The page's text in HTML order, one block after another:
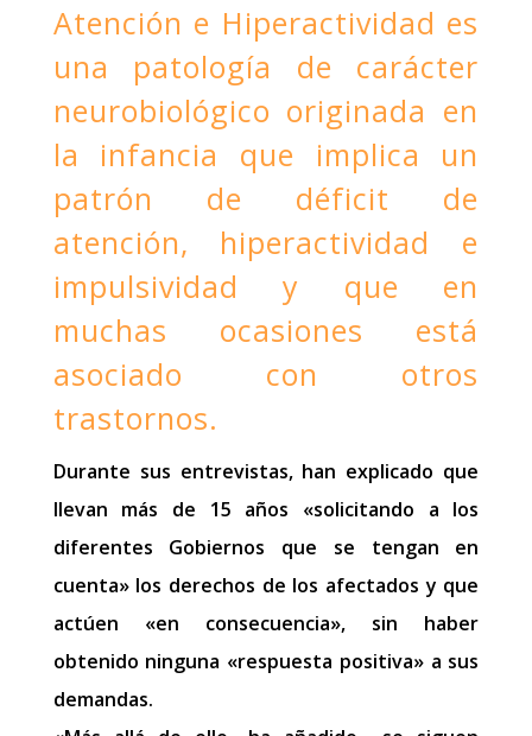
Atención e Hiperactividad es
una patología de carácter
neurobiológico originada en
la infancia que implica un
patrón de déficit de
atención, hiperactividad e
impulsividad y que en
muchas ocasiones está
asociado con otros
trastornos.
Durante sus entrevistas, han explicado que
llevan más de 15 años «solicitando a los
diferentes Gobiernos que se tengan en
cuenta» los derechos de los afectados y que
actúen «en consecuencia», sin haber
obtenido ninguna «respuesta positiva» a sus
demandas.